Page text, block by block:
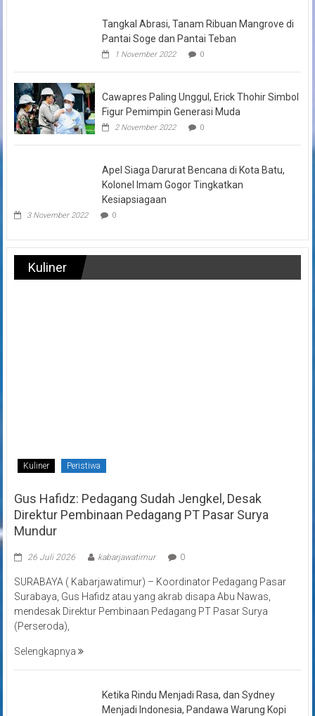
Tangkal Abrasi, Tanam Ribuan Mangrove di
Pantai Soge dan Pantai Teban
1 November 2022 0
Cawapres Paling Unggul, Erick Thohir Simbol
Figur Pemimpin Generasi Muda
2 November 2022 0
Apel Siaga Darurat Bencana di Kota Batu,
Kolonel Imam Gogor Tingkatkan
Kesiapsiagaan
3 November 2022 0
Kuliner
Kuliner Peristiwa
Gus Hafidz: Pedagang Sudah Jengkel, Desak
Direktur Pembinaan Pedagang PT Pasar Surya
Mundur
26 Juli 2026 kabarjawatimur 0
SURABAYA ( Kabarjawatimur) – Koordinator Pedagang Pasar
Surabaya, Gus Hafidz atau yang akrab disapa Abu Nawas,
mendesak Direktur Pembinaan Pedagang PT Pasar Surya
(Perseroda),
Selengkapnya
Ketika Rindu Menjadi Rasa, dan Sydney
Menjadi Indonesia, Pandawa Warung Kopi